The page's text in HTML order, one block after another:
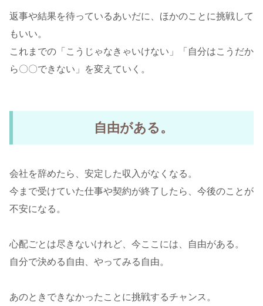
返事や結果を待っているあいだに、ほかのことに挑戦して
もいい。
これまでの「こうじゃなきゃいけない」「自分はこうだか
ら〇〇できない」を変えていく。
自由がある。
会社を辞めたら、安定した収入がなくなる。
今まで受けていた仕事や契約が終了したら、今後のことが
不安になる。
心配ごとは尽きないけれど、今ここには、自由がある。
自分で決める自由、やってみる自由。
あのときできなかったことに挑戦するチャンス。